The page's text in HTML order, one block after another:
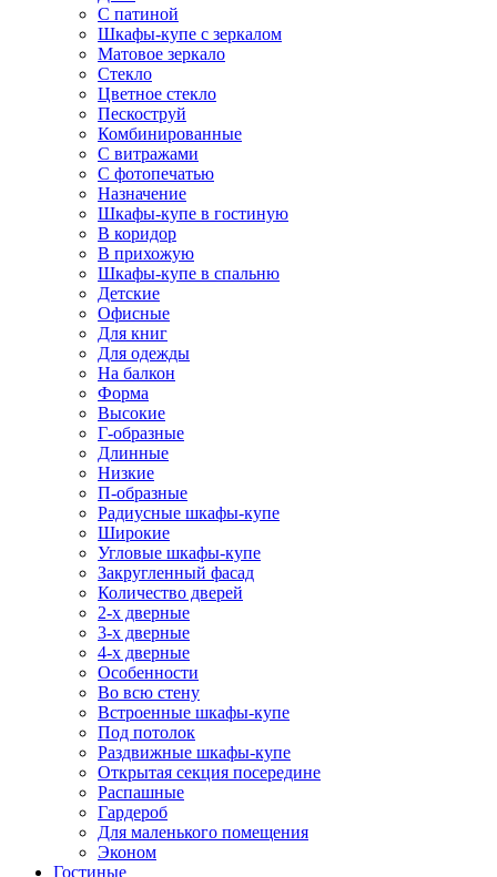
С патиной
Шкафы-купе с зеркалом
Матовое зеркало
Стекло
Цветное стекло
Пескоструй
Комбинированные
С витражами
С фотопечатью
Назначение
Шкафы-купе в гостиную
В коридор
В прихожую
Шкафы-купе в спальню
Детские
Офисные
Для книг
Для одежды
На балкон
Форма
Высокие
Г-образные
Длинные
Низкие
П-образные
Радиусные шкафы-купе
Широкие
Угловые шкафы-купе
Закругленный фасад
Количество дверей
2-х дверные
3-х дверные
4-х дверные
Особенности
Во всю стену
Встроенные шкафы-купе
Под потолок
Раздвижные шкафы-купе
Открытая секция посередине
Распашные
Гардероб
Для маленького помещения
Эконом
Гостиные